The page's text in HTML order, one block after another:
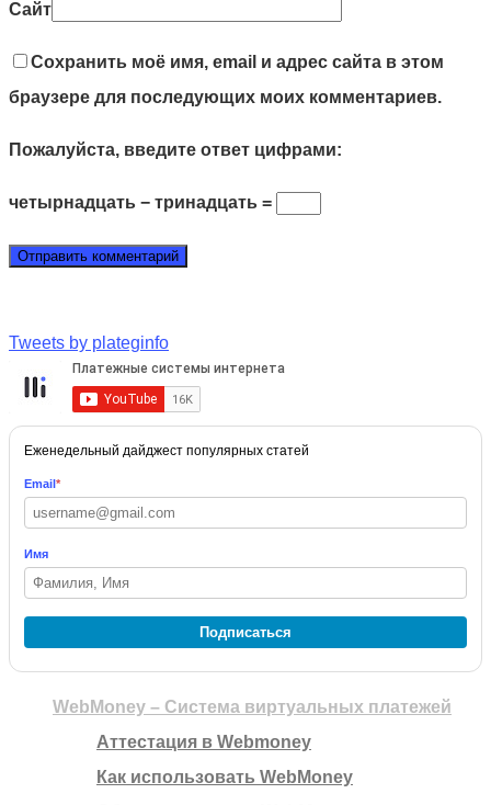
Сайт
Сохранить моё имя, email и адрес сайта в этом
браузере для последующих моих комментариев.
Пожалуйста, введите ответ цифрами:
четырнадцать − тринадцать =
Tweets by plateginfo
Еженедельный дайджест популярных статей
Email*
Имя
Подписаться
WebMoney – Система виртуальных платежей
Аттестация в Webmoney
Как использовать WebMoney